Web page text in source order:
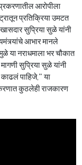
आरोपीला
प्रतिक्रिया उमटत
सुप्रिया सुळे यांनी
आभार मानले
या नराधमाला भर चौकात
सुप्रिया सुळे यांनी
पाहिजे," या
कुठलेही राजकारण